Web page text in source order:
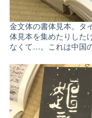
金文体の書体見本。タ
体見本を集めたりした
なくて…。これは中国